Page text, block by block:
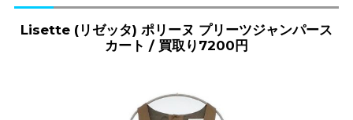
Lisette (リゼッタ) ポリーヌ プリーツジャンパース
カート / 買取り7200円